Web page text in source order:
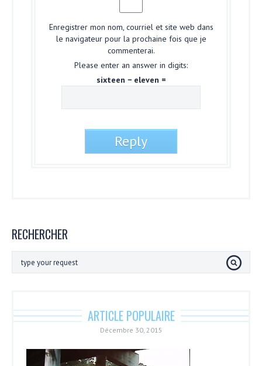
Enregistrer mon nom, courriel et site web dans
le navigateur pour la prochaine fois que je
commenterai.
Please enter an answer in digits:
sixteen − eleven =
RECHERCHER
ARTICLE POPULAIRE
Décembre 30, 2015